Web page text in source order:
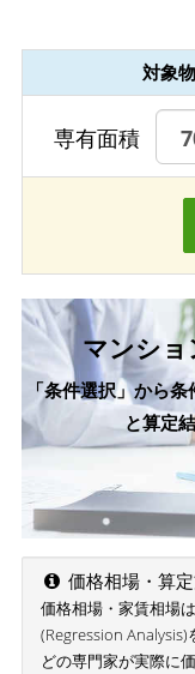
対象
専有面積
マンショ
「条件選択」から
と算定
価格相場・算
価格相場・家賃相場
(Regression
どの専門家が実際に